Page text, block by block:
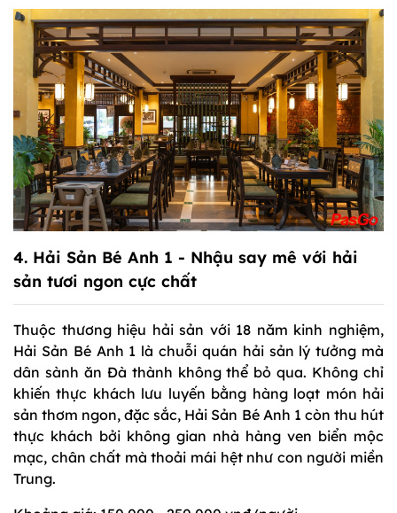
4. Hải Sản Bé Anh 1 - Nhậu say mê với hải
sản tươi ngon cực chất
Thuộc thương hiệu hải sản với 18 năm kinh nghiệm,
Hải Sản Bé Anh 1 là chuỗi quán hải sản lý tưởng mà
dân sành ăn Đà thành không thể bỏ qua. Không chỉ
khiến thực khách lưu luyến bằng hàng loạt món hải
sản thơm ngon, đặc sắc, Hải Sản Bé Anh 1 còn thu hút
thực khách bởi không gian nhà hàng ven biển mộc
mạc, chân chất mà thoải mái hệt như con người miền
Trung.